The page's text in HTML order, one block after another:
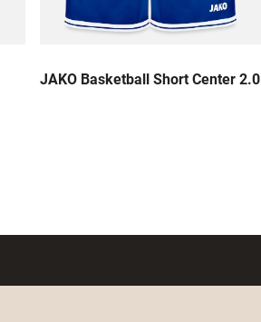
JAKO Basketball Short Center 2.0